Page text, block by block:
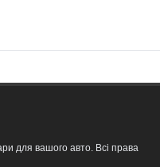
для вашого авто. Всі права